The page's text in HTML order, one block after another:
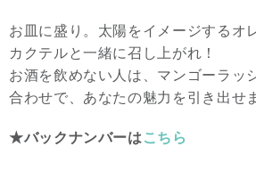
お皿に盛り。太陽をイメージするオ
カクテルと一緒に召し上がれ！
お酒を飲めない人は、マンゴーラッ
合わせで、あなたの魅力を引き出せ
★バックナンバーはこちら